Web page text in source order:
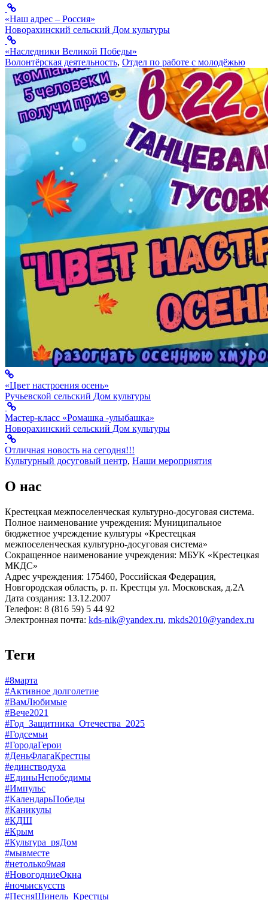
«Наш адрес – Россия»
Новорахинский сельский Дом культуры
«Наследники Великой Победы»
Волонтёрская деятельность, Отдел по работе с молодёжью
«Цвет настроения осень»
Ручьевской сельский Дом культуры
Мастер-класс «Ромашка -улыбашка»
Новорахинский сельский Дом культуры
Отличная новость на сегодня!!!
Культурный досуговый центр, Наши мероприятия
О нас
Крестецкая межпоселенческая культурно-досуговая система.
Полное наименование учреждения: Муниципальное
бюджетное учреждение культуры «Крестецкая
межпоселенческая культурно-досуговая система»
Сокращенное наименование учреждения: МБУК «Крестецкая
МКДС»
Адрес учреждения: 175460, Российская Федерация,
Новгородская область, р. п. Крестцы ул. Московская, д.2А
Дата создания: 13.12.2007
Телефон: 8 (816 59) 5 44 92
Электронная почта: kds-nik@yandex.ru, mkds2010@yandex.ru
Теги
#8марта
#Активное долголетие
#ВамЛюбимые
#Вече2021
#Год_Защитника_Отечества_2025
#Годсемьи
#ГородаГерои
#ДеньФлагаКрестцы
#единстводуха
#ЕдиныНепобедимы
#Импульс
#КалендарьПобеды
#Каникулы
#КДШ
#Крым
#Культура_ряДом
#мывместе
#нетолько9мая
#НовогодниеОкна
#ночьискусств
#ПесняШинель_Крестцы